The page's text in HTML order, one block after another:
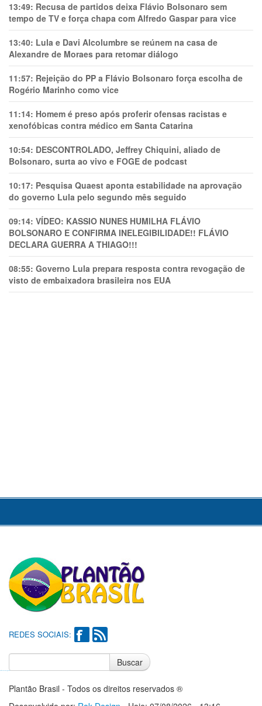
13:49: Recusa de partidos deixa Flávio Bolsonaro sem
tempo de TV e força chapa com Alfredo Gaspar para vice
13:40: Lula e Davi Alcolumbre se reúnem na casa de
Alexandre de Moraes para retomar diálogo
11:57: Rejeição do PP a Flávio Bolsonaro força escolha de
Rogério Marinho como vice
11:14: Homem é preso após proferir ofensas racistas e
xenofóbicas contra médico em Santa Catarina
10:54: DESCONTROLADO, Jeffrey Chiquini, aliado de
Bolsonaro, surta ao vivo e FOGE de podcast
10:17: Pesquisa Quaest aponta estabilidade na aprovação
do governo Lula pelo segundo mês seguido
09:14: VÍDEO: KASSIO NUNES HUMlLHA FLÁVIO
BOLSONARO E CONFIRMA INELEGIBILIDADE!! FLÁVIO
DECLARA GUERRA A THIAGO!!!
08:55: Governo Lula prepara resposta contra revogação de
visto de embaixadora brasileira nos EUA
REDES SOCIAIS:
Buscar
Plantão Brasil - Todos os direitos reservados ®